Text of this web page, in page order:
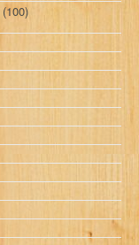
(100)